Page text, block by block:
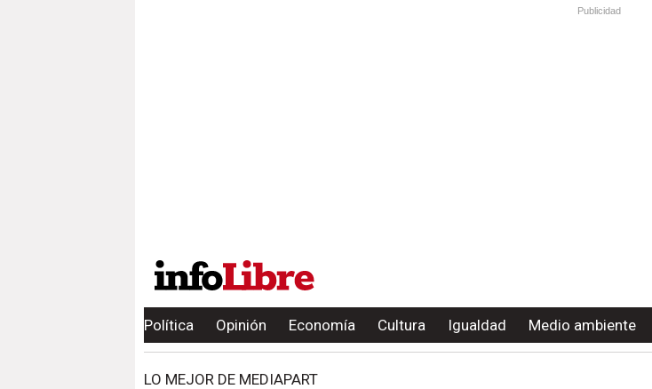
Publicidad
Política Opinión Economía Cultura Igualdad Medio ambiente
LO MEJOR DE MEDIAPART